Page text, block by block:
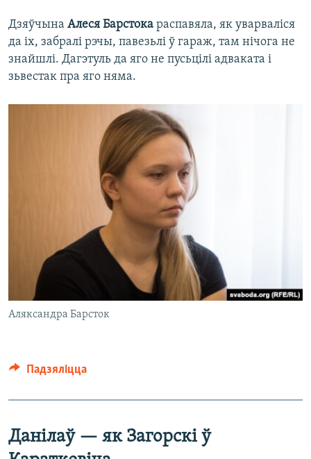
Дзяўчына Алеся Барстока распавяла, як уварваліся
да іх, забралі рэчы, павезьлі ў гараж, там нічога не
знайшлі. Дагэтуль да яго не пусьцілі адваката і
зьвестак пра яго няма.
Аляксандра Барсток
Падзяліцца
Данілаў — як Загорскі ў